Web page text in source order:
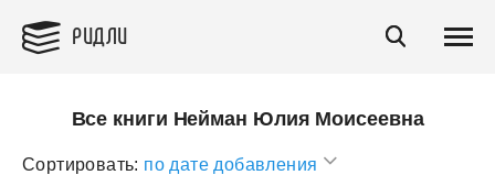
РИДЛИ
Все книги Нейман Юлия Моисеевна
Сортировать: по дате добавления